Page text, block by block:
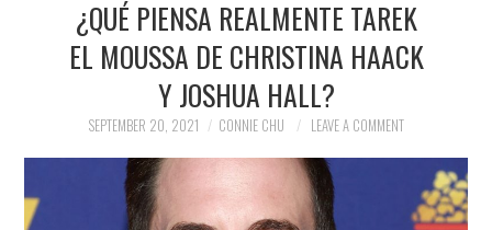
FINANCE
¿QUÉ PIENSA REALMENTE TAREK
EL MOUSSA DE CHRISTINA HAACK
Y JOSHUA HALL?
SEPTEMBER 20, 2021 CONNIE CHU LEAVE A COMMENT